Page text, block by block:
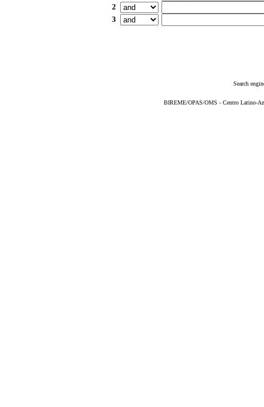
2
3
Search
BIREME/OPAS/OMS - Centro Latino-